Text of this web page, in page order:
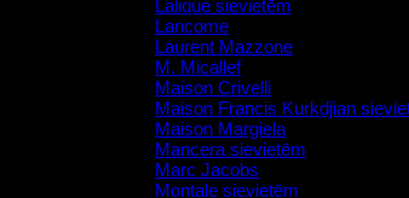
Lalique sievietēm
Lancome
Laurent Mazzone
M. Micallef
Maison Crivelli
Maison Francis Kurkdjian
Maison Margiela
Mancera sievietēm
Marc Jacobs
Montale sievietēm